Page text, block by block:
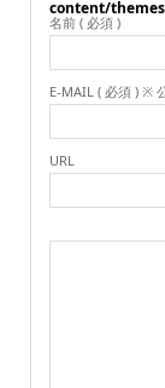
content/
名前 ( 必須 )
E-MAIL ( 必須 ) ※
URL